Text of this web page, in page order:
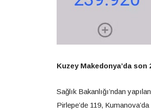
Kuzey Makedonya’da son
Sağlık Bakanlığı’ndan
Pirlepe’de 119,